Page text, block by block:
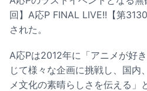
回】A応P FINAL LIVE!!【第
された。
A応Pは2012年に「アニメが好
じて様々な企画に挑戦し、国内
メ文化の素晴らしさを伝える」